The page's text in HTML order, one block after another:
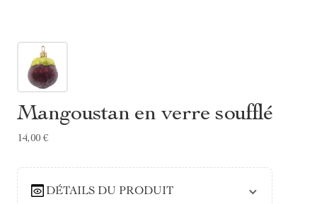
Mangoustan en verre soufflé
14,00 €
DÉTAILS DU PRODUIT